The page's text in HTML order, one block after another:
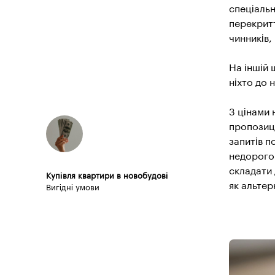
Купівля квартири в новобудові
Вигідні умови
На іншій
ніхто до
З цінами
запитів
недорого
складати
як